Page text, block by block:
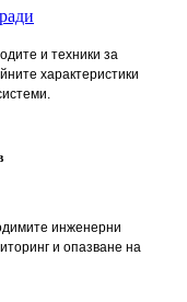
и техники за
характеристики
инженерни
и опазване на